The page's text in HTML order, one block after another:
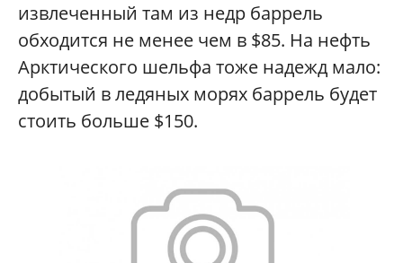
извлеченный там из недр баррель
обходится не менее чем в $85. На нефть
Арктического шельфа тоже надежд мало:
добытый в ледяных морях баррель будет
стоить больше $150.